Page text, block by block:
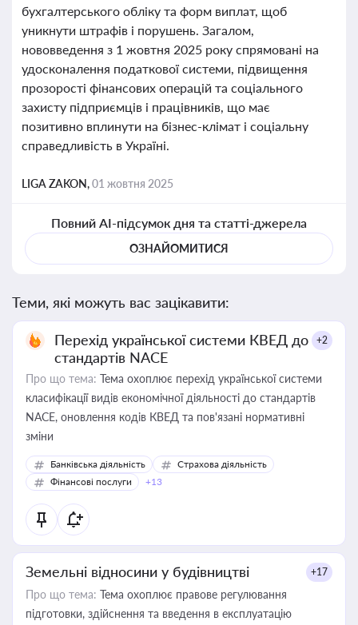
бухгалтерського обліку та форм виплат, щоб
уникнути штрафів і порушень. Загалом,
нововведення з 1 жовтня 2025 року спрямовані на
удосконалення податкової системи, підвищення
прозорості фінансових операцій та соціального
захисту підприємців і працівників, що має
позитивно вплинути на бізнес-клімат і соціальну
справедливість в Україні.
LIGA ZAKON,01 жовтня 2025
Повний AI-підсумок дня та статті-джерела
ОЗНАЙОМИТИСЯ
Теми, які можуть вас зацікавити:
Перехід української системи КВЕД до
стандартів NACE
+2
Про що тема: Тема охоплює перехід української системи
класифікації видів економічної діяльності до стандартів
NACE, оновлення кодів КВЕД та пов'язані нормативні
зміни
Банківська діяльність
Страхова діяльність
Фінансові послуги
+13
Земельні відносини у будівництві +17
Про що тема: Тема охоплює правове регулювання
підготовки, здійснення та введення в експлуатацію